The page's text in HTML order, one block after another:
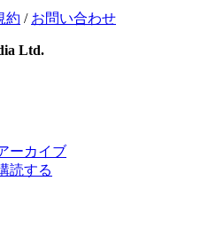
約 / お問い合わせ
Ltd.
ーカイブ
読する